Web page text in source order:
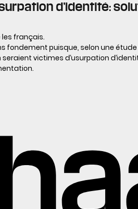
d’identité:
les français.
fondement puisque, selon une étude
victimes d’usurpation